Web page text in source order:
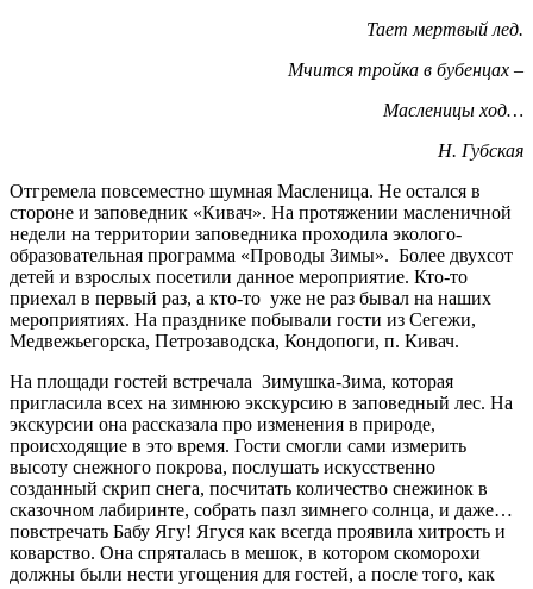
Тает мертвый лед.
Мчится тройка в бубенцах –
Масленицы ход…
Н. Губская
Отгремела повсеместно шумная Масленица. Не остался в
стороне и заповедник «Кивач». На протяжении масленичной
недели на территории заповедника проходила эколого-
образовательная программа «Проводы Зимы». Более двухсот
детей и взрослых посетили данное мероприятие. Кто-то
приехал в первый раз, а кто-то уже не раз бывал на наших
мероприятиях. На празднике побывали гости из Сегежи,
Медвежьегорска, Петрозаводска, Кондопоги, п. Кивач.
На площади гостей встречала Зимушка-Зима, которая
пригласила всех на зимнюю экскурсию в заповедный лес. На
экскурсии она рассказала про изменения в природе,
происходящие в это время. Гости смогли сами измерить
высоту снежного покрова, послушать искусственно
созданный скрип снега, посчитать количество снежинок в
сказочном лабиринте, собрать пазл зимнего солнца, и даже…
повстречать Бабу Ягу! Ягуся как всегда проявила хитрость и
коварство. Она спряталась в мешок, в котором скоморохи
должны были нести угощения для гостей, а после того, как